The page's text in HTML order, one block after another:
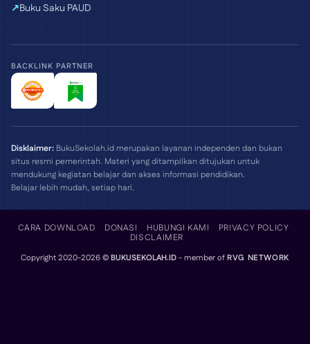
Buku Saku PAUD
BACKLINK PARTNER
Disklaimer: BukuSekolah.id merupakan layanan independen dan bukan
situs resmi pemerintah. Materi yang ditampilkan ditujukan untuk
mendukung kegiatan belajar dan akses informasi pendidikan.
Belajar lebih mudah, setiap hari.
CARA DOWNLOAD DONASI HUBUNGI KAMI
PRIVACY POLICY
DISCLAIMER
Copyright 2020-2026 ©BUKUSEKOLAH.ID- member ofRVG NETWORK